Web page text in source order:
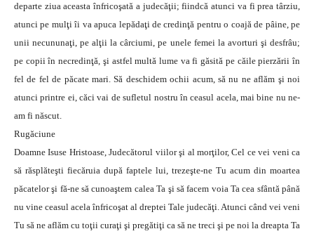
departe ziua aceasta înfricoşată a judecăţii; fiindcă atunci va fi prea târziu,
atunci pe mulţi îi va apuca lepădaţi de credinţă pentru o coajă de pâine, pe
unii necununaţi, pe alţii la cârciumi, pe unele femei la avorturi şi desfrâu;
pe copii în necredinţă, şi astfel multă lume va fi găsită pe căile pierzării în
fel de fel de păcate mari. Să deschidem ochii acum, să nu ne aflăm şi noi
atunci printre ei, căci vai de sufletul nostru în ceasul acela, mai bine nu ne-
am fi născut.
Rugăciune
Doamne Isuse Hristoase, Judecătorul viilor şi al morţilor, Cel ce vei veni ca
să răsplăteşti fiecăruia după faptele lui, trezeşte-ne Tu acum din moartea
păcatelor şi fă-ne să cunoaştem calea Ta şi să facem voia Ta cea sfântă până
nu vine ceasul acela înfricoşat al dreptei Tale judecăţi. Atunci când vei veni
Tu să ne aflăm cu toţii curaţi şi pregătiţi ca să ne treci şi pe noi la dreapta Ta